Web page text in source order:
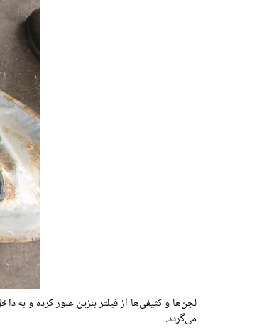
لجن‌ها و کثیفی‌ها از فیلتر بنزین عبور کرده و به
می‌گردد.